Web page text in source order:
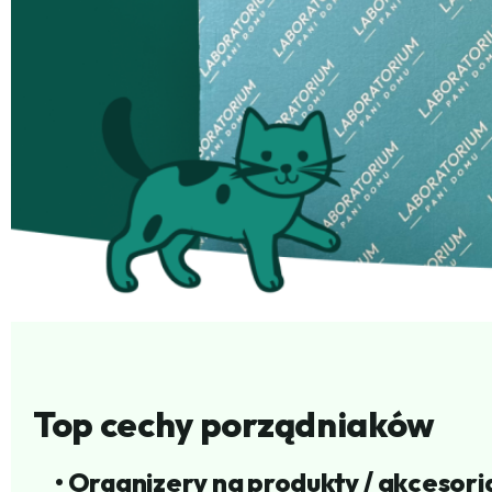
Top cechy porządniaków
• Organizery na produkty /